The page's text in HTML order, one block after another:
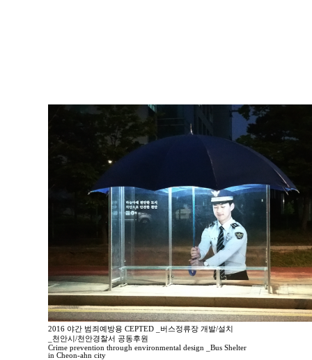
2016 야간 범죄예방용 CEPTED _버스정류장 개발/설치
_천안시/천안경찰서 공동후원
Crime prevention through environmental design _Bus Shelter
in Cheon-ahn city